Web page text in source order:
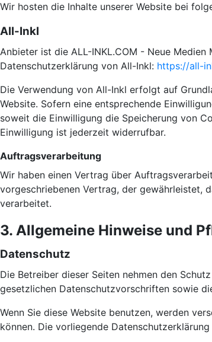
Wir hosten die Inhalte unserer Website bei
All-Inkl
Anbieter ist die ALL-INKL.COM - Neue
Datenschutzerklärung von All-Inkl: https://all-
Die Verwendung von All-Inkl erfolgt auf
Website. Sofern eine entsprechende
soweit die Einwilligung die Speicherung von
Einwilligung ist jederzeit widerrufbar.
Auftragsverarbeitung
Wir haben einen Vertrag über
vorgeschriebenen Vertrag, der gewährleistet,
verarbeitet.
3. Allgemeine Hinweise und
Datenschutz
Die Betreiber dieser Seiten nehmen den
gesetzlichen Datenschutzvorschriften sowie
Wenn Sie diese Website benutzen, werden
können. Die vorliegende